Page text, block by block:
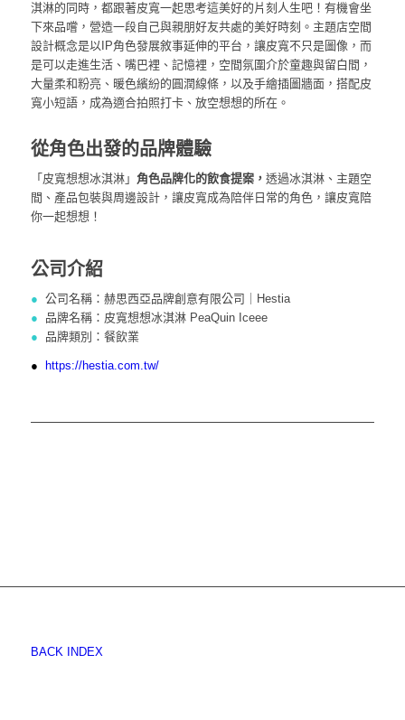
淇淋的同時，都跟著皮寬一起思考這美好的片刻人生吧！有機會坐
下來品嚐，營造一段自己與親朋好友共處的美好時刻。主題店空間
設計概念是以IP角色發展敘事延伸的平台，讓皮寬不只是圖像，而
是可以走進生活、嘴巴裡、記憶裡，空間氛圍介於童趣與留白間，
大量柔和粉亮、暖色繽紛的圓潤線條，以及手繪插圖牆面，搭配皮
寬小短語，成為適合拍照打卡、放空想想的所在。
從角色出發的品牌體驗
「皮寬想想冰淇淋」 角色品牌化的飲食提案， 透過冰淇淋、主題空
間、產品包裝與周邊設計，讓皮寬成為陪伴日常的角色，讓皮寬陪
你一起想想！
公司介紹
● 公司名稱：赫思西亞品牌創意有限公司｜Hestia
● 品牌名稱：皮寬想想冰淇淋 PeaQuin Iceee
● 品牌類別：餐飲業
● https://hestia.com.tw/
BACK INDEX